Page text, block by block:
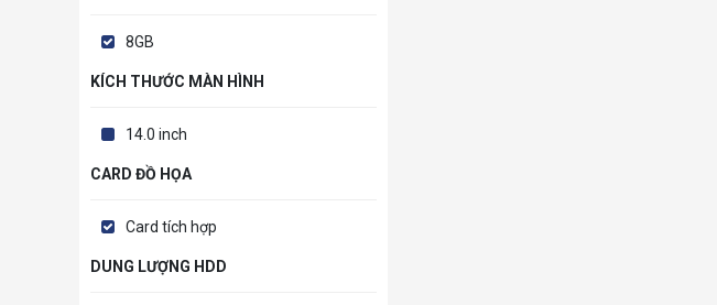
8GB
KÍCH THƯỚC MÀN HÌNH
14.0 inch
CARD ĐỒ HỌA
Card tích hợp
DUNG LƯỢNG HDD